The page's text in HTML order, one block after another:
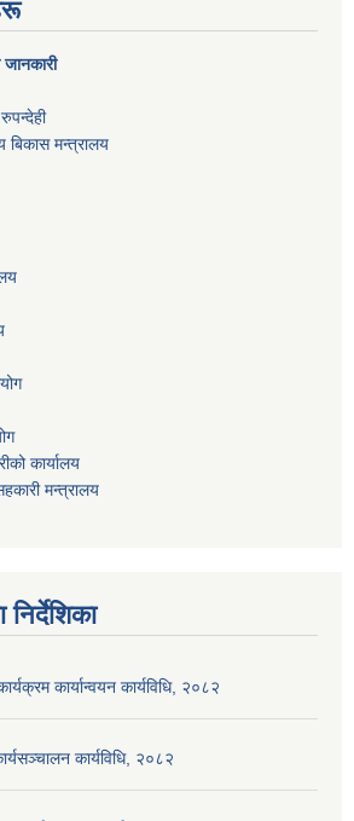
जानकारी
बिकास मन्त्रालय
कार्यालय
मन्त्रालय
कार्यान्वयन कार्यविधि, २०८२
कार्यविधि, २०८२